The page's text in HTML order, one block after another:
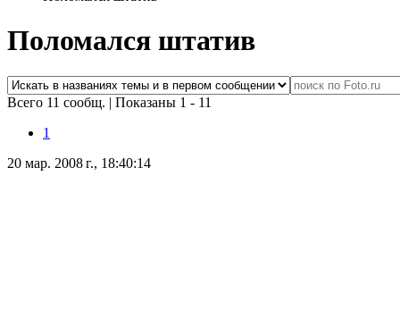
Поломался штатив
Всего 11 сообщ. | Показаны 1 - 11
1
20 мар. 2008 г., 18:40:14